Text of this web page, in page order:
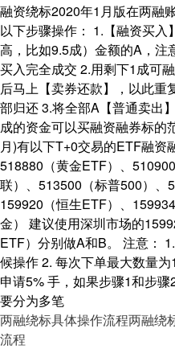
融资绕标2020年1月版在两融
以下步骤操作： 1.【融资买
高，比如9.5成）金额的A，注
买入完全成交 2.用剩下1成可
后马上【卖券还款】，以此重
部归还 3.将全部A【普通卖出
成的资金可以买融资融券标的
月)有以下T+0交易的ETF融资
518880（黄金ETF）、
联）、513500（标普500）、
159920（恒生ETF）、
金） 建议使用深圳市场的
ETF）分别做A和B。 注意：
候操作 2. 每次下单最大数量
申请5% 手，如果步骤1和步
要分为多笔
两融绕标具体操作流程两融绕
流程